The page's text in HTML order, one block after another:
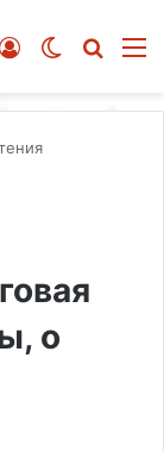
Switch skin
Войти
о